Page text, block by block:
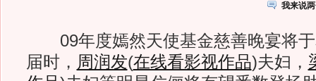
我来说
09年度嫣然天使基金慈善晚宴将于
届时， 周润发(在线看影视作品)夫妇，